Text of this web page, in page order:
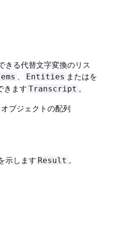
きる代替文字変換のリス
Entities またはを
きます Transcript 。
オブジェクトの配列
示します Result 。